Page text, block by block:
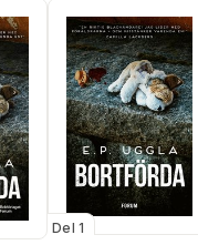
Del 1